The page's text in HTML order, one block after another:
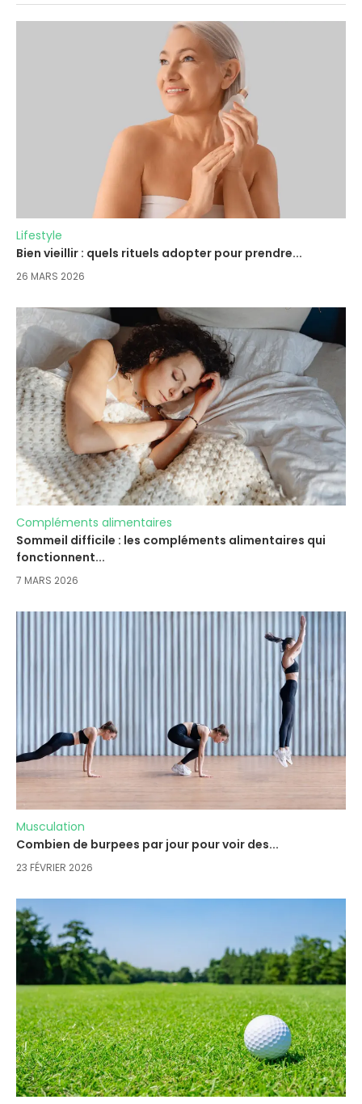
Lifestyle
Bien vieillir : quels rituels adopter pour prendre...
26 MARS 2026
Compléments alimentaires
Sommeil difficile : les compléments alimentaires qui
fonctionnent...
7 MARS 2026
Musculation
Combien de burpees par jour pour voir des...
23 FÉVRIER 2026